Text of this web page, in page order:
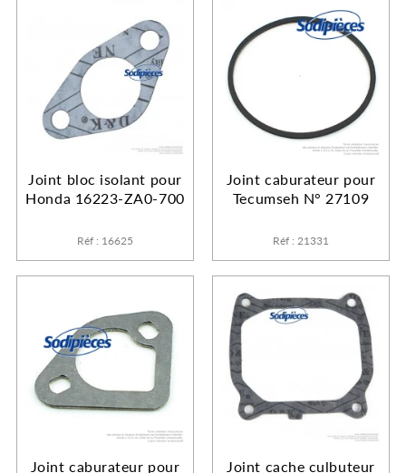
Joint bloc isolant pour
Honda 16223-ZA0-700
Réf : 16625
Joint caburateur pour
Tecumseh N° 27109
Réf : 21331
Joint caburateur pour
Joint cache culbuteur